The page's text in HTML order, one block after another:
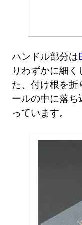
ハンドル部分は
りわずかに細
た、付け根を折
ールの中に落ち
っています。